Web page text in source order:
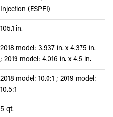
Injection (ESPFI)
105.1 in.
2018 model: 3.937 in. x 4.375 in.
; 2019 model: 4.016 in. x 4.5 in.
2018 model: 10.0:1 ; 2019 model:
10.5:1
5 qt.